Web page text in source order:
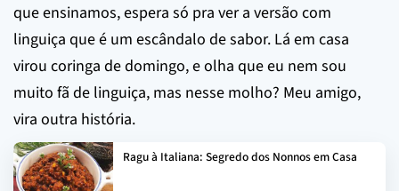
que ensinamos, espera só pra ver a versão com
linguiça que é um escândalo de sabor. Lá em casa
virou coringa de domingo, e olha que eu nem sou
muito fã de linguiça, mas nesse molho? Meu amigo,
vira outra história.
Ragu à Italiana: Segredo dos Nonnos em Casa